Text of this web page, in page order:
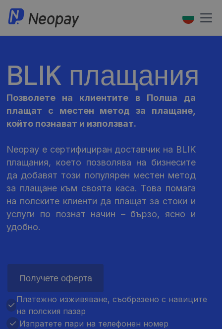
BLIK плащания
Позволете на клиентите в Полша да
плащат с местен метод за плащане,
който познават и използват.
Neopay е сертифициран доставчик на BLIK
плащания, което позволява на бизнесите
да добавят този популярен местен метод
за плащане към своята каса. Това помага
на полските клиенти да плащат за стоки и
услуги по познат начин – бързо, ясно и
удобно.
Получете оферта
Платежно изживяване, съобразено с навиците
на полския пазар
Изпратете пари на телефонен номер